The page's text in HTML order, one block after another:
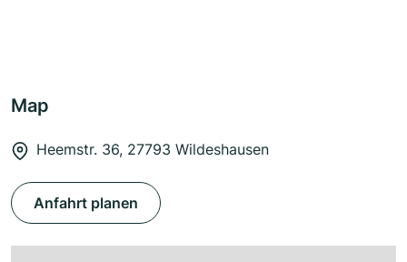
Map
Heemstr. 36, 27793 Wildeshausen
Anfahrt planen